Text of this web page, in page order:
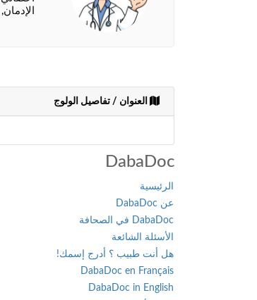
العنوان / تفاصيل الولوج
DabaDoc
الرئيسية
عن DabaDoc
DabaDoc في الصحافة
الأسئلة الشائعة
هل أنت طبيب ؟ أدرج إسمك!
DabaDoc en Français
DabaDoc in English